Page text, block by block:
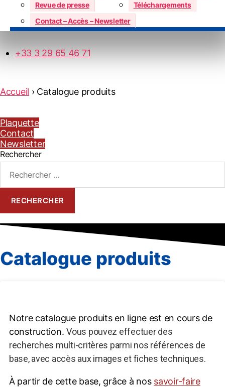
Revue de presse
Téléchargements
Contact – Accès – Newsletter
+33 3 29 65 46 71
Accueil › Catalogue produits
Plaquette
Contact
Newsletter
Rechercher
RECHERCHER
Catalogue produits
Notre catalogue produits en ligne est en cours de
construction.Vous pouvez effectuer des
recherches multi-critères parmi nos références de
base, avec accès aux images et fiches techniques.
À partir de cette base, grâce à nos savoir-faire